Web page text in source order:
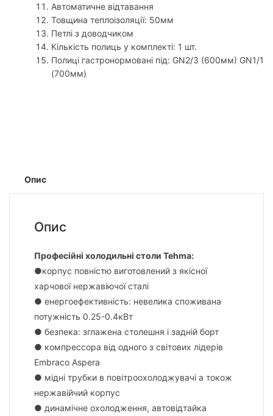
Автоматичне відтавання
Товщина теплоізоляції: 50мм
Петлі з доводчиком
Кількість полиць у комплекті: 1 шт.
Полиці гастронормовані під: GN2/3 (600мм) GN1/1
(700мм)
Опис
Опис
Професійні холодильні столи Tehma:
●корпус повністю виготовлений з якісної
харчової нержавіючої сталі
● енергоефективність: невелика споживана
потужність 0.25-0.4кВт
● безпека: зглажена столешня і задній борт
● компрессора від одного з світових лідерів
Embraco Aspera
● мідні трубки в повітроохолоджувачі а токож
нержавійчий корпус
● динамічне охолодження, автовідтайка